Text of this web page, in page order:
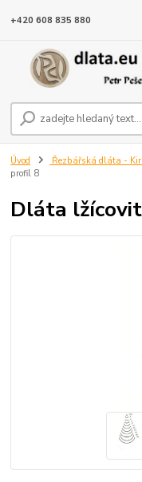
+420 608 835 880
Úvod Řezbářská dláta -
profil 8
Dláta